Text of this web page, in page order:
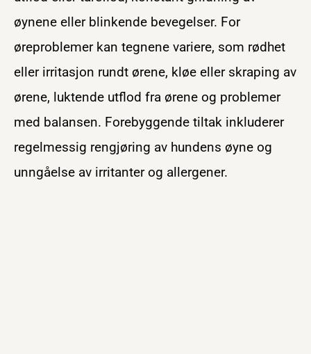
øynene eller blinkende bevegelser. For
øreproblemer kan tegnene variere, som rødhet
eller irritasjon rundt ørene, kløe eller skraping av
ørene, luktende utflod fra ørene og problemer
med balansen. Forebyggende tiltak inkluderer
regelmessig rengjøring av hundens øyne og
unngåelse av irritanter og allergener.